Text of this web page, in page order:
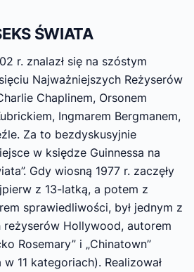
ŚWIATA
r. znalazł się na szóstym
Najważniejszych Reżyserów
Chaplinem, Orsonem
Ingmarem Bergmanem,
Za to bezdyskusyjnie
w księdze Guinnessa na
Gdy wiosną 1977 r. zaczęły
z 13-latką, a potem z
sprawiedliwości, był jednym z
reżyserów Hollywood, autorem
Rosemary” i „Chinatown”
11 kategoriach). Realizował